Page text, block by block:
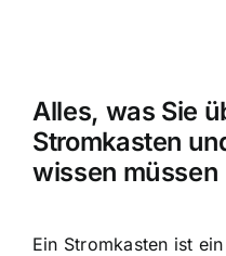
Alles, was Sie
Stromkasten
wissen müssen
Ein Stromkasten ist